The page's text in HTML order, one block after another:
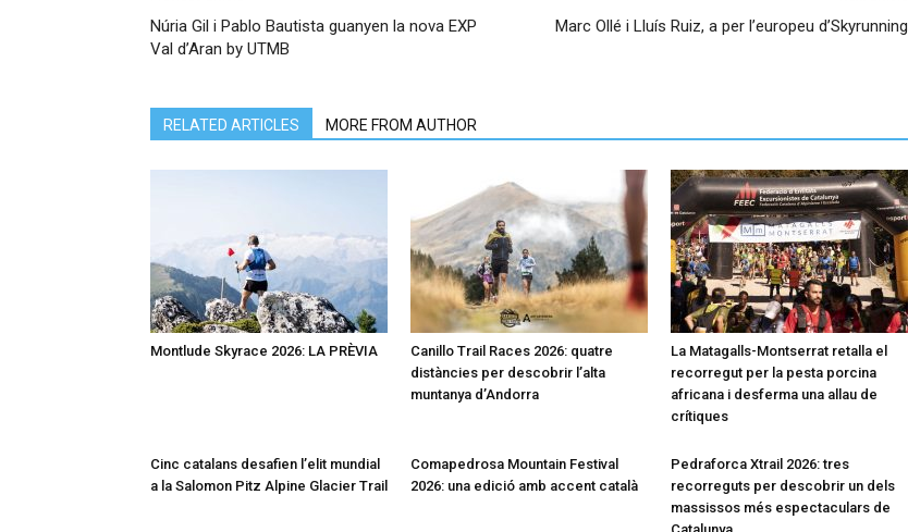
Núria Gil i Pablo Bautista guanyen la nova EXP
Val d’Aran by UTMB
Marc Ollé i Lluís Ruiz, a per l’europeu d’Skyrunning
RELATED ARTICLES MORE FROM AUTHOR
Montlude Skyrace 2026: LA PRÈVIA
Canillo Trail Races 2026: quatre
distàncies per descobrir l’alta
muntanya d’Andorra
La Matagalls-Montserrat retalla el
recorregut per la pesta porcina
africana i desferma una allau de
crítiques
Cinc catalans desafien l’elit mundial
a la Salomon Pitz Alpine Glacier Trail
Comapedrosa Mountain Festival
2026: una edició amb accent català
Pedraforca Xtrail 2026: tres
recorreguts per descobrir un dels
massissos més espectaculars de